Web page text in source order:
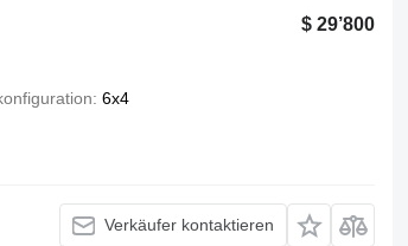
$ 29’800
6x4
Verkäufer kontaktieren